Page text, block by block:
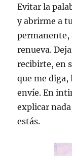
Evitar la
y abrirme a
permanente,
renueva.
recibirte, en
que me diga,
envíe. En
explicar
estás.